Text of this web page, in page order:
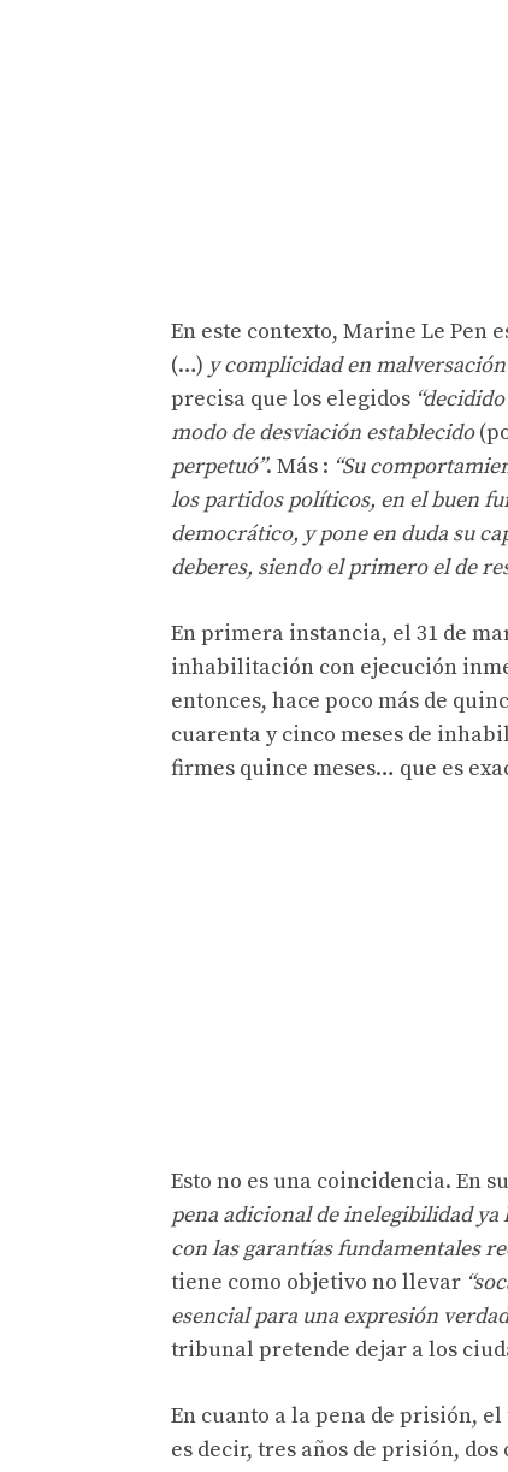
En este contexto, Marine Le Pen
(…) y complicidad en
precisa que los elegidos
modo de desviación establecido
perpetuó”. Más : “Su
los partidos políticos, en el buen
democrático, y pone en duda su
deberes, siendo el primero el de
En primera instancia, el 31 de
inhabilitación con ejecución
entonces, hace poco más de
cuarenta y cinco meses de
firmes quince meses… que es
Esto no es una coincidencia. En
pena adicional de inelegibilidad
con las garantías fundamentales
tiene como objetivo no llevar
esencial para una expresión
tribunal pretende dejar a los
En cuanto a la pena de prisión,
es decir, tres años de prisión,